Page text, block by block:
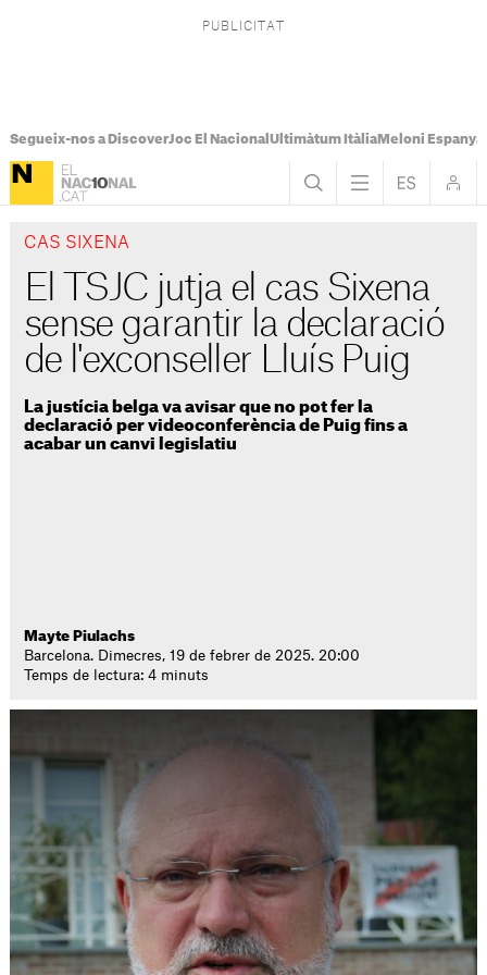
Segueix-nos a DiscoverJoc El Nacional Ultimàtum ItàliaMeloni Espanya
CAS SIXENA
El TSJC jutja el cas Sixena
sense garantir la declaració
de l'exconseller Lluís Puig
La justícia belga va avisar que no pot fer la
declaració per videoconferència de Puig fins a
acabar un canvi legislatiu
Mayte Piulachs
Barcelona. Dimecres, 19 de febrer de 2025. 20:00
Temps de lectura: 4 minuts